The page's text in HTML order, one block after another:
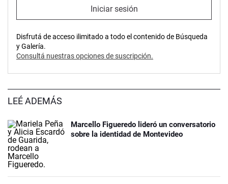
Iniciar sesión
Disfrutá de acceso ilimitado a todo el contenido de Búsqueda
y Galería.
Consultá nuestras opciones de suscripción.
LEÉ ADEMÁS
Marcello Figueredo lideró un conversatorio
sobre la identidad de Montevideo